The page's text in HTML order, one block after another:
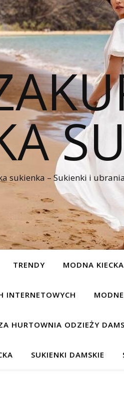
sukienka – Sukienki i
TRENDY MODNA KIECKA
INTERNETOWYCH
HURTOWNIA ODZIEŻY
SUKIENKI DAMSKIE